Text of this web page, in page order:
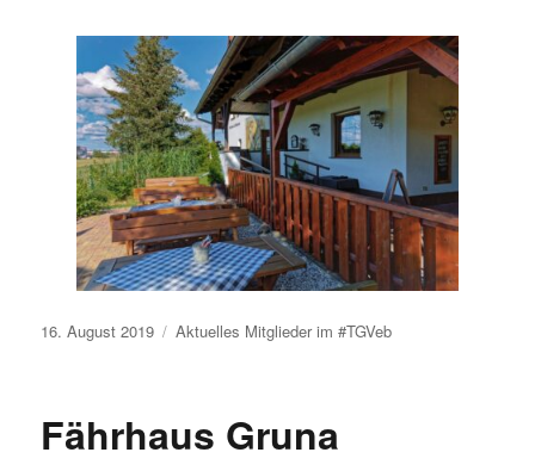
Veröffentlicht
16. August 2019 Aktuelles Mitglieder im #TGVeb
Fährhaus Gruna